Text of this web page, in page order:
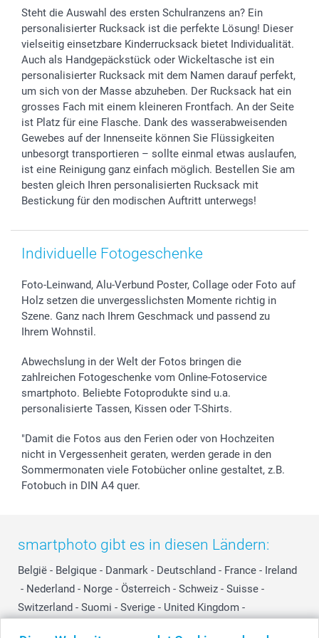
Geschenk-Gutscheine (PDF)
Partnerprogramme
Investor Relations
B2B smartbusiness
Widerrufsrecht
Hochzeit
Geburtstag
Geburt
Zu allen Anlässen
72h Lieferung
Zahlungsmöglichkeiten
Sitemap
Status der Bestellung
smartfriends
smartgarantie
smartbonus
Steht die Auswahl des ersten Schulranzens an? Ein
personalisierter Rucksack ist die perfekte Lösung! Dieser
vielseitig einsetzbare Kinderrucksack bietet Individualität.
Auch als Handgepäckstück oder Wickeltasche ist ein
personalisierter Rucksack mit dem Namen darauf perfekt,
um sich von der Masse abzuheben. Der Rucksack hat ein
grosses Fach mit einem kleineren Frontfach. An der Seite
ist Platz für eine Flasche. Dank des wasserabweisenden
Gewebes auf der Innenseite können Sie Flüssigkeiten
unbesorgt transportieren – sollte einmal etwas auslaufen,
ist eine Reinigung ganz einfach möglich. Bestellen Sie am
besten gleich Ihren personalisierten Rucksack mit
Bestickung für den modischen Auftritt unterwegs!
Individuelle Fotogeschenke
Foto-Leinwand, Alu-Verbund Poster, Collage oder Foto auf
Holz setzen die unvergesslichsten Momente richtig in
Szene. Ganz nach Ihrem Geschmack und passend zu
Ihrem Wohnstil.
Abwechslung in der Welt der Fotos bringen die
zahlreichen Fotogeschenke vom Online-Fotoservice
smartphoto. Beliebte Fotoprodukte sind u.a.
personalisierte Tassen, Kissen oder T-Shirts.
"Damit die Fotos aus den Ferien oder von Hochzeiten
nicht in Vergessenheit geraten, werden gerade in den
Sommermonaten viele Fotobücher online gestaltet, z.B.
Fotobuch in DIN A4 quer.
smartphoto gibt es in diesen Ländern:
België - Belgique - Danmark - Deutschland - France - Ireland
- Nederland - Norge - Österreich - Schweiz - Suisse -
Switzerland - Suomi - Sverige - United Kingdom -
Other Countries